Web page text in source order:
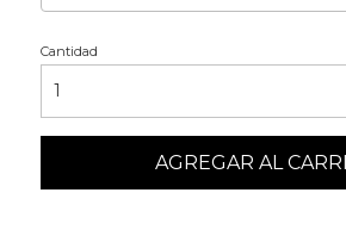
Cantidad
AGREGAR AL